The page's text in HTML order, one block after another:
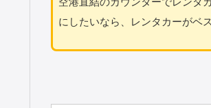
にしたいなら、レンタカーがベ